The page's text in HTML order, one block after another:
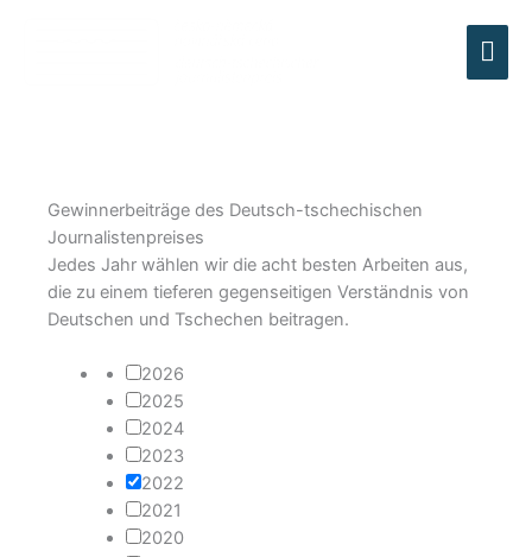
Gewinnerbeiträge des Deutsch-tschechischen
Journalistenpreises
Jedes Jahr wählen wir die acht besten Arbeiten aus,
die zu einem tieferen gegenseitigen Verständnis von
Deutschen und Tschechen beitragen.
2026
2025
2024
2023
2022
2021
2020